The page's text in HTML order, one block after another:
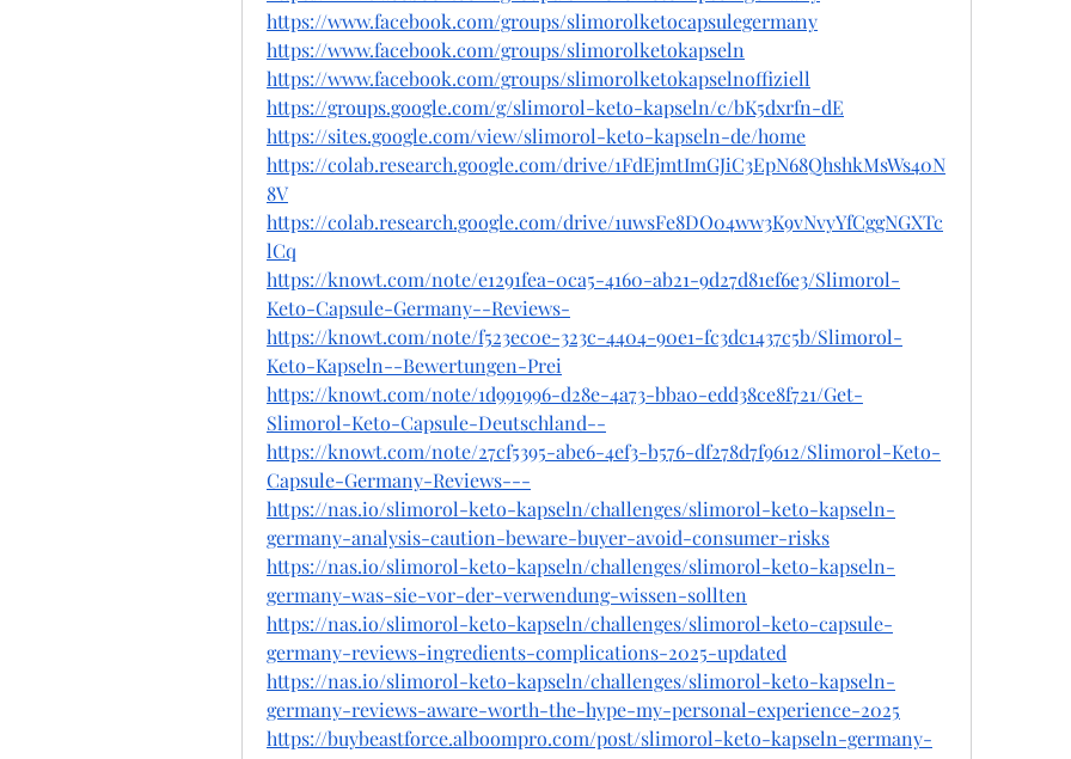
https://www.facebook.com/groups/slimorolketocapsulegermany
https://www.facebook.com/groups/slimorolketokapseln
https://www.facebook.com/groups/slimorolketokapselnoffiziell
https://groups.google.com/g/slimorol-keto-kapseln/c/bK5dxrfn-dE
https://sites.google.com/view/slimorol-keto-kapseln-de/home
https://colab.research.google.com/drive/1FdEjmtImGJiC3EpN68QhshkMsWs40N
8V
https://colab.research.google.com/drive/1uwsFe8DO04ww3K9vNvyYfCggNGXTc
lCq
https://knowt.com/note/e1291fea-0ca5-4160-ab21-9d27d81ef6e3/Slimorol-
Keto-Capsule-Germany--Reviews-
https://knowt.com/note/f523ec0e-323c-4404-90e1-fc3dc1437c5b/Slimorol-
Keto-Kapseln--Bewertungen-Prei
https://knowt.com/note/1d991996-d28e-4a73-bba0-edd38ce8f721/Get-
Slimorol-Keto-Capsule-Deutschland--
https://knowt.com/note/27cf5395-abe6-4ef3-b576-df278d7f9612/Slimorol-Keto-
Capsule-Germany-Reviews---
https://nas.io/slimorol-keto-kapseln/challenges/slimorol-keto-kapseln-
germany-analysis-caution-beware-buyer-avoid-consumer-risks
https://nas.io/slimorol-keto-kapseln/challenges/slimorol-keto-kapseln-
germany-was-sie-vor-der-verwendung-wissen-sollten
https://nas.io/slimorol-keto-kapseln/challenges/slimorol-keto-capsule-
germany-reviews-ingredients-complications-2025-updated
https://nas.io/slimorol-keto-kapseln/challenges/slimorol-keto-kapseln-
germany-reviews-aware-worth-the-hype-my-personal-experience-2025
https://buybeastforce.alboompro.com/post/slimorol-keto-kapseln-germany-